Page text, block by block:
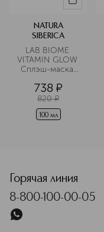
NATURA
SIBERICA
LAB BIOME
VITAMIN GLOW
Сплэш-маска
738 ¤
820 ¤
100 мл
Горячая линия
8-800-100-00-05